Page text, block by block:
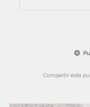
Compartir esta